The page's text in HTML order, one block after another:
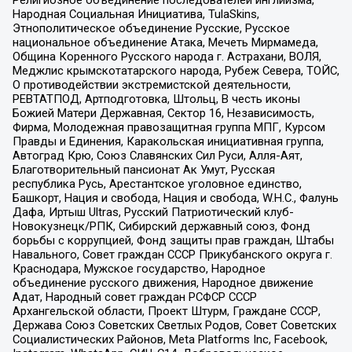
Народная Социальная Инициатива, TulaSkins,
Этнополитическое объединение Русские, Русское
национальное объединение Атака, Мечеть Мирмамеда,
Община Коренного Русского народа г. Астрахани, ВОЛЯ,
Меджлис крымскотатарского народа, Рубеж Севера, ТОЙС,
О противодействии экстремистской деятельности,
РЕВТАТПОД, Артподготовка, Штольц, В честь иконы
Божией Матери Державная, Сектор 16, Независимость,
Фирма, Молодежная правозащитная группа МПГ, Курсом
Правды и Единения, Каракольская инициативная группа,
Автоград Крю, Союз Славянских Сил Руси, Алля-Аят,
Благотворительный пансионат Ак Умут, Русская
республика Русь, Арестантское уголовное единство,
Башкорт, Нация и свобода, Нация и свобода, W.H.С., Фалунь
Дафа, Иртыш Ultras, Русский Патриотический клуб-
Новокузнецк/РПК, Сибирский державный союз, Фонд
борьбы с коррупцией, Фонд защиты прав граждан, Штабы
Навального, Совет граждан СССР Прикубанского округа г.
Краснодара, Мужское государство, Народное
объединение русского движения, Народное движение
Адат, Народный совет граждан РСФСР СССР
Архангельской области, Проект Штурм, Граждане СССР,
Держава Союз Советских Светлых Родов, Совет Советских
Социалистических Районов, Meta Platforms Inc, Facebook,